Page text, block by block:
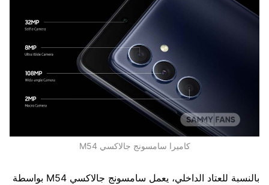
كاميرا سامسونج جالاكسي M54
بالنسبة للعتاد الداخلي، يعمل سامسونج جالاكسي M54 بواسطة